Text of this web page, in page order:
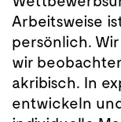
Arbeitsweise
persönlich.
wir
akribisch. In
entwickeln